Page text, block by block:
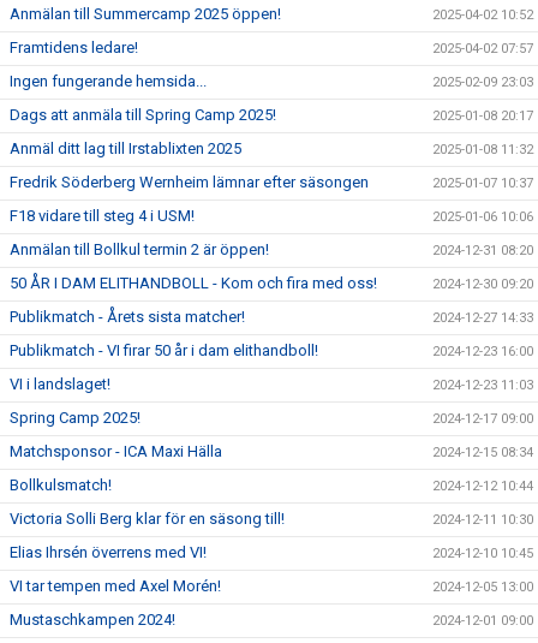
Anmälan till Summercamp 2025 öppen! 2025-04-02 10:52
Framtidens ledare! 2025-04-02 07:57
Ingen fungerande hemsida... 2025-02-09 23:03
Dags att anmäla till Spring Camp 2025! 2025-01-08 20:17
Anmäl ditt lag till Irstablixten 2025 2025-01-08 11:32
Fredrik Söderberg Wernheim lämnar efter säsongen 2025-01-07 10:37
F18 vidare till steg 4 i USM! 2025-01-06 10:06
Anmälan till Bollkul termin 2 är öppen! 2024-12-31 08:20
50 ÅR I DAM ELITHANDBOLL - Kom och fira med oss! 2024-12-30 09:20
Publikmatch - Årets sista matcher! 2024-12-27 14:33
Publikmatch - VI firar 50 år i dam elithandboll! 2024-12-23 16:00
VI i landslaget! 2024-12-23 11:03
Spring Camp 2025! 2024-12-17 09:00
Matchsponsor - ICA Maxi Hälla 2024-12-15 08:34
Bollkulsmatch! 2024-12-12 10:44
Victoria Solli Berg klar för en säsong till! 2024-12-11 10:30
Elias Ihrsén överrens med VI! 2024-12-10 10:45
VI tar tempen med Axel Morén! 2024-12-05 13:00
Mustaschkampen 2024! 2024-12-01 09:00